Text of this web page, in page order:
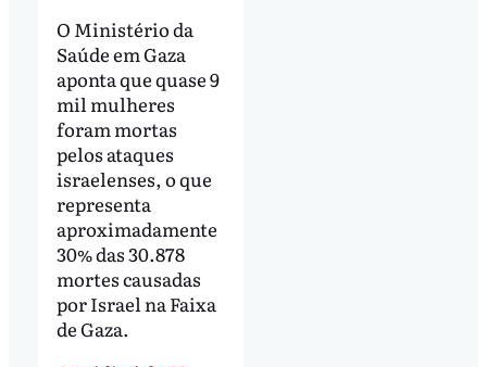
O Ministério da
Saúde em Gaza
aponta que quase 9
mil mulheres
foram mortas
pelos ataques
israelenses, o que
representa
aproximadamente
30% das 30.878
mortes causadas
por Israel na Faixa
de Gaza.